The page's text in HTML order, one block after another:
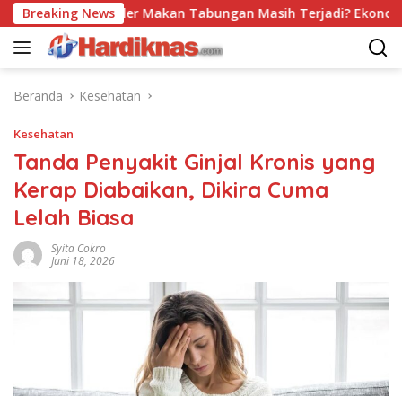
Langsung
ke
konten
Breaking News
Populer Makan Tabungan Masih Terjadi? Ekonom
Beranda Kesehatan
Kesehatan
Tanda Penyakit Ginjal Kronis yang
Kerap Diabaikan, Dikira Cuma
Lelah Biasa
Syita Cokro
Juni 18, 2026